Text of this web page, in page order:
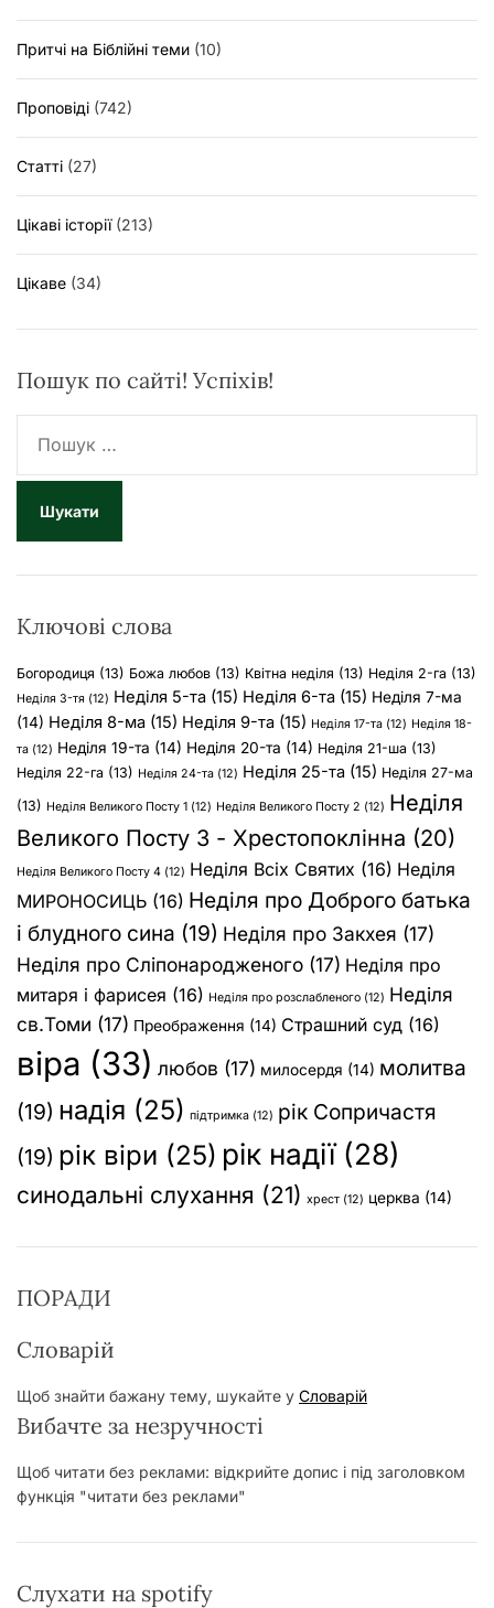
Притчі на Біблійні теми (10)
Проповіді (742)
Статті (27)
Цікаві історії(213)
Цікаве (34)
Пошук по сайті! Успіхів!
ш
к
Ключові слова
Богородиця (13) Божа любов (13) Квітна неділя (13) Неділя 2-га (13)
Неділя 3-тя (12) Неділя 5-та (15) Неділя 6-та (15) Неділя 7-ма
(14) Неділя 8-ма (15) Неділя 9-та (15) Неділя 17-та (12) Неділя 18-
та (12) Неділя 19-та (14) Неділя 20-та (14) Неділя 21-ша (13)
Неділя 22-га (13) Неділя 24-та (12) Неділя 25-та (15) Неділя 27-ма
(13) Неділя Великого Посту 1 (12) Неділя Великого Посту 2 (12) Неділя
Великого Посту 3 - Хрестопоклінна (20)
Неділя Великого Посту 4 (12) Неділя Всіх Святих (16) Неділя
МИРОНОСИЦЬ (16) Неділя про Доброго батька
і блудного сина (19) Неділя про Закхея (17)
Неділя про Сліпонародженого (17) Неділя про
митаря і фарисея (16) Неділя про розслабленого (12) Неділя
св.Томи (17) Преображення (14) Страшний суд (16)
віра (33) любов (17) милосердя (14) молитва
(19) надія (25) підтримка (12) рік Сопричастя
(19) рік віри (25) рік надії(28)
синодальні слухання (21) хрест (12) церква (14)
ПОРАДИ
Словарій
Щоб знайти бажану тему, шукайте у Словарій
Вибачте за незручності
Щоб читати без реклами: відкрийте допис і під заголовком
функція "читати без реклами"
Слухати на spotify